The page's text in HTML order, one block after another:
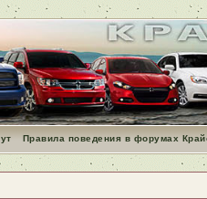
Правила поведения в форумах